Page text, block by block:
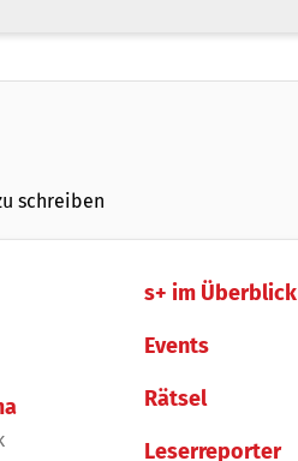
schreiben
s+ im Überblick
Events
Rätsel
Leserreporter